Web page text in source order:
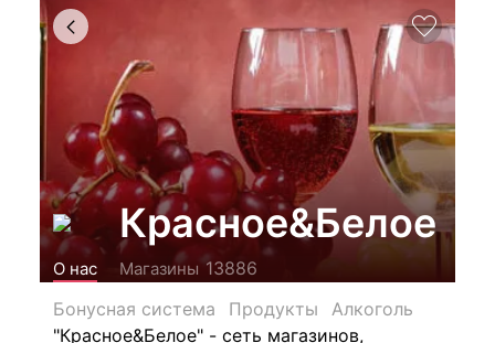
Красное&Белое
О нас Магазины 13886
Бонусная система
Продукты
Алкоголь
"Красное&Белое" - сеть магазинов,